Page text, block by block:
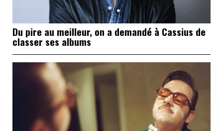
Du pire au meilleur, on a demandé à Cassius de
classer ses albums